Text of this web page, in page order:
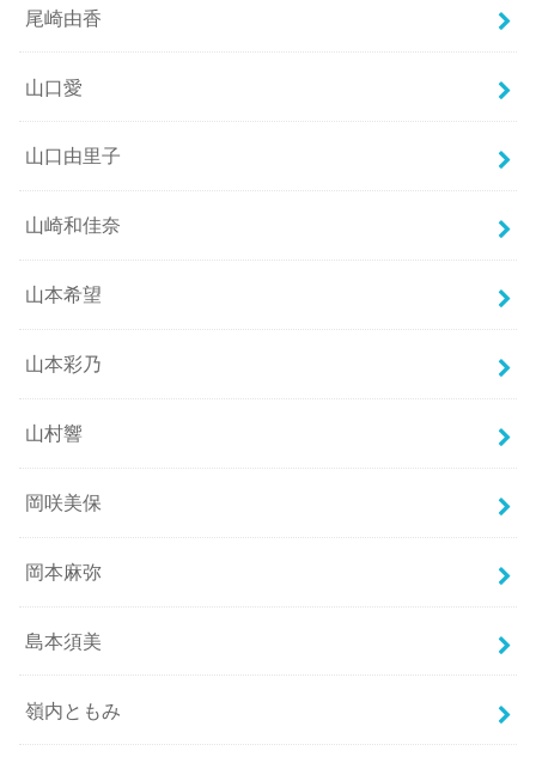
尾崎由香
山口愛
山口由里子
山崎和佳奈
山本希望
山本彩乃
山村響
岡咲美保
岡本麻弥
島本須美
嶺内ともみ